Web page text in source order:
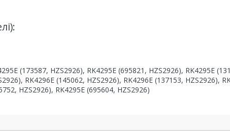
(173587, HZS2926), RK4295E (695821, HZS2926), RK4295E
RK4296E (145062, HZS2926), RK4296E (137153, HZS2926),
HZS2926), RK4295E (695604, HZS2926)